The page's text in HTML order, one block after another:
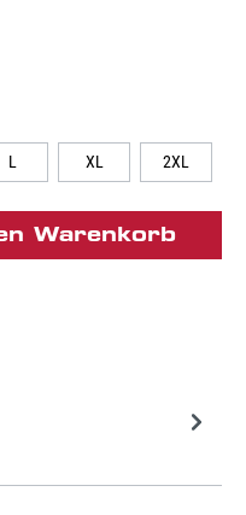
L XL 2XL
Warenkorb